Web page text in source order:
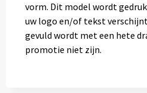
vorm. Dit model wordt
uw logo en/of tekst
gevuld wordt met een hete
promotie niet zijn.